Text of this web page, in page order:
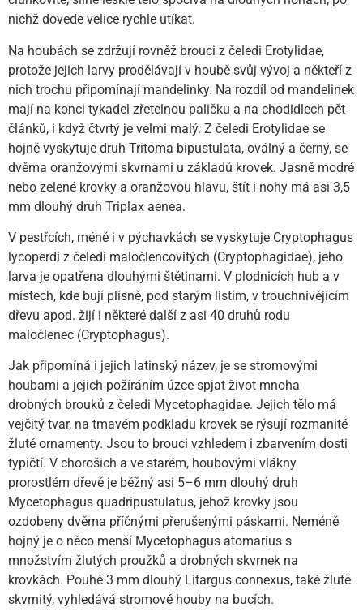
nichž dovede velice rychle utíkat.
Na houbách se zdržují rovněž brouci z čeledi Erotylidae,
protože jejich larvy prodělávají v houbě svůj vývoj a někteří z
nich trochu připomínají mandelinky. Na rozdíl od mandelinek
mají na konci tykadel zřetelnou paličku a na chodidlech pět
článků, i když čtvrtý je velmi malý. Z čeledi Erotylidae se
hojně vyskytuje druh Tritoma bipustulata, oválný a černý, se
dvěma oranžovými skvrnami u základů krovek. Jasně modré
nebo zelené krovky a oranžovou hlavu, štít i nohy má asi 3,5
mm dlouhý druh Triplax aenea.
V pestřcích, méně i v pýchavkách se vyskytuje Cryptophagus
lycoperdi z čeledi maločlencovitých (Cryptophagidae), jeho
larva je opatřena dlouhými štětinami. V plodnicích hub a v
místech, kde bují plísně, pod starým listím, v trouchnivějícím
dřevu apod. žijí i některé další z asi 40 druhů rodu
maločlenec (Cryptophagus).
Jak připomíná i jejich latinský název, je se stromovými
houbami a jejich požíráním úzce spjat život mnoha
drobných brouků z čeledi Mycetophagidae. Jejich tělo má
vejčitý tvar, na tmavém podkladu krovek se rýsují rozmanité
žluté ornamenty. Jsou to brouci vzhledem i zbarvením dosti
typičtí. V chorošich a ve starém, houbovými vlákny
prorostlém dřevě je běžný asi 5–6 mm dlouhý druh
Mycetophagus quadripustulatus, jehož krovky jsou
ozdobeny dvěma příčnými přerušenými páskami. Neméně
hojný je o něco menší Mycetophagus atomarius s
množstvím žlutých proužků a drobných skvrnek na
krovkách. Pouhé 3 mm dlouhý Litargus connexus, také žlutě
skvrnitý, vyhledává stromové houby na bucích.